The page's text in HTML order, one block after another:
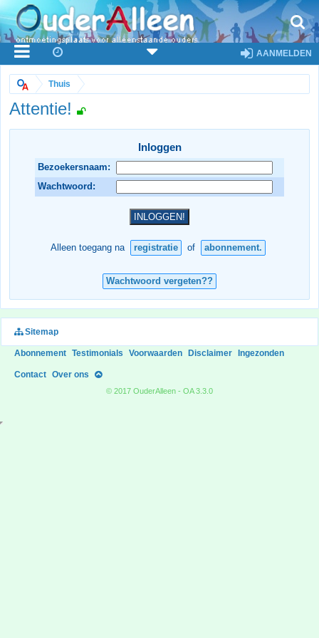
AANMELDEN
Thuis
Attentie!
Inloggen
Bezoekersnaam:
Wachtwoord:
Alleen toegang na registratie of abonnement.
Wachtwoord vergeten??
Sitemap
Abonnement Testimonials Voorwaarden Disclaimer Ingezonden
Contact Over ons
© 2017 OuderAlleen - OA 3.3.0